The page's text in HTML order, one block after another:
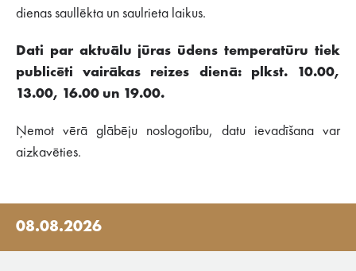
dienas saullēkta un saulrieta laikus.
Dati par aktuālu jūras ūdens temperatūru tiek
publicēti vairākas reizes dienā: plkst. 10.00,
13.00, 16.00 un 19.00.
Ņemot vērā glābēju noslogotību, datu ievadīšana var
aizkavēties.
08.08.2026